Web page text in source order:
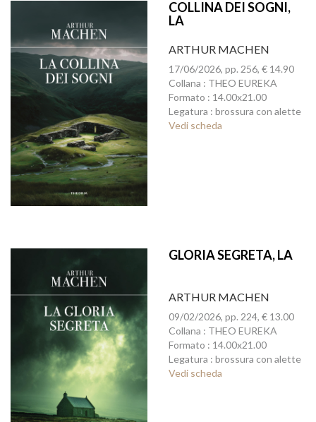
COLLINA DEI SOGNI,
LA
ARTHUR MACHEN
17/06/2026, pp. 256, € 14.90
Collana : THEO EUREKA
Formato : 14.00x21.00
Legatura : brossura con alette
Vedi scheda
GLORIA SEGRETA, LA
ARTHUR MACHEN
09/02/2026, pp. 224, € 13.00
Collana : THEO EUREKA
Formato : 14.00x21.00
Legatura : brossura con alette
Vedi scheda